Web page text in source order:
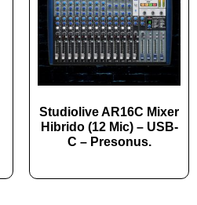
Studiolive AR16C Mixer
Hibrido (12 Mic) – USB-
C – Presonus.